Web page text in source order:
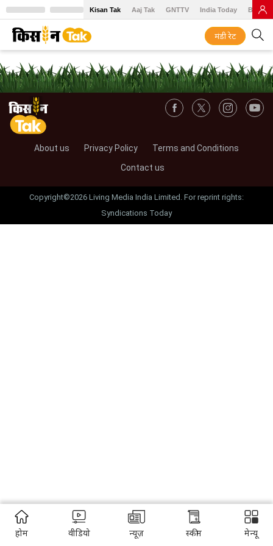
Kisan Tak Aaj Tak GNTTV India Today BT
मंडी रेट
About us Privacy Policy
Terms and Conditions
Contact us
Copyright©2026 Living Media India Limited. For reprint rights:
Syndications Today
होम वीडियो न्यूज़ स्कीम मेन्यू